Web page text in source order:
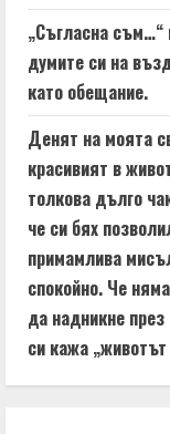
„Съгласна
думите си на
като обещание.
Денят на моята
красивият в
толкова дълго
че си бях
примамлива
спокойно. Че
да надникне
си кажа